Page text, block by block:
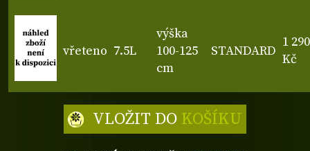
vřeteno 7.5L
výška
100-125
cm
STANDARD
1 290
Kč
VLOŽIT DO KOŠÍKU